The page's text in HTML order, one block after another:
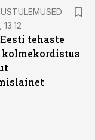
tehaste
kolmekordistus